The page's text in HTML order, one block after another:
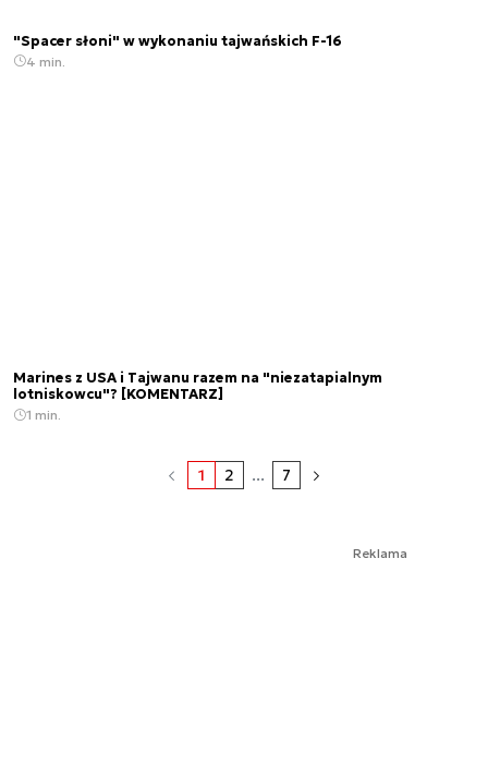
"Spacer słoni" w wykonaniu tajwańskich F-16
4 min.
Marines z USA i Tajwanu razem na "niezatapialnym
lotniskowcu"? [KOMENTARZ]
1 min.
1 2 ... 7
Reklama